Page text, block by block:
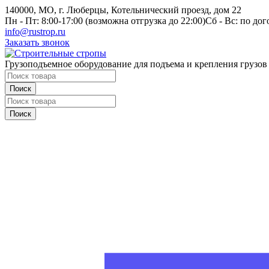
140000, МО, г. Люберцы, Котельнический проезд, дом 22
Пн - Пт: 8:00-17:00 (возможна отгрузка до 22:00)Сб - Вс: по
info@rustrop.ru
Заказать звонок
Грузоподъемное оборудование для подъема и крепления грузов
Поиск
Поиск